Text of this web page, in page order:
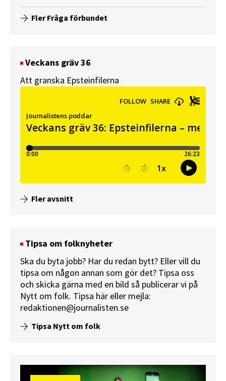
Fler Fråga förbundet
Veckans gräv 36
Att granska Epsteinfilerna
Fler avsnitt
Tipsa om folknyheter
Ska du byta jobb? Har du redan bytt? Eller vill du
tipsa om någon annan som gör det? Tipsa oss
och skicka gärna med en bild så publicerar vi på
Nytt om folk. Tipsa här eller mejla:
redaktionen@journalisten.se
Tipsa Nytt om folk